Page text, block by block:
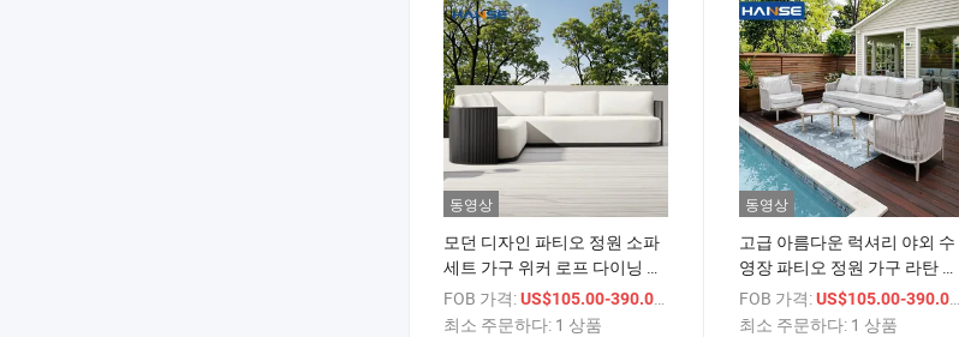
동영상
모던 디자인 파티오 정원 소파
세트 가구 위커 로프 다이닝 아
웃도어 소파 핫 세일 좋은 품질
라탄 아웃도어 정원 소파
FOB 가격:US$105.00-390.00
최소 주문하다: 1 상품
동영상
고급 아름다운 럭셔리 야외 수
영장 파티오 정원 가구 라탄 소
파 세트 라탄 위커 가구
FOB 가격: US$105.00-390.00
최소 주문하다: 1 상품